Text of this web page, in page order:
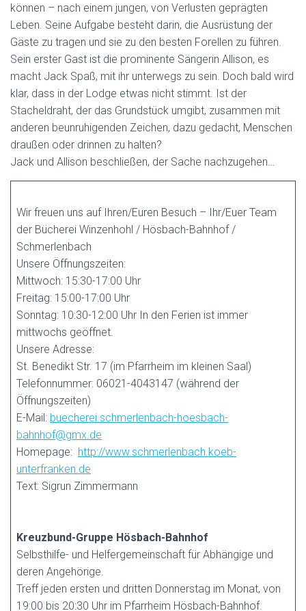
können – nach einem jungen, von Verlusten geprägten
Leben. Seine Aufgabe besteht darin, die Ausrüstung der
Gäste zu tragen und sie zu den besten Forellen zu führen.
Sein erster Gast ist die prominente Sängerin Allison, es
macht Jack Spaß, mit ihr unterwegs zu sein. Doch bald wird
klar, dass in der Lodge etwas nicht stimmt. Ist der
Stacheldraht, der das Grundstück umgibt, zusammen mit
anderen beunruhigenden Zeichen, dazu gedacht, Menschen
draußen oder drinnen zu halten?
Jack und Allison beschließen, der Sache nachzugehen…
Wir freuen uns auf Ihren/Euren Besuch – Ihr/Euer Team
der Bücherei Winzenhohl / Hösbach-Bahnhof /
Schmerlenbach
Unsere Öffnungszeiten:
Mittwoch: 15:30-17:00 Uhr
Freitag: 15:00-17:00 Uhr
Sonntag: 10:30-12:00 Uhr In den Ferien ist immer
mittwochs geöffnet.
Unsere Adresse:
St. Benedikt Str. 17 (im Pfarrheim im kleinen Saal)
Telefonnummer: 06021-4043147 (während der
Öffnungszeiten)
E-Mail: buecherei.schmerlenbach-hoesbach-
bahnhof@gmx.de
Homepage: http://www.schmerlenbach.koeb-
unterfranken.de
Text: Sigrun Zimmermann
Kreuzbund-Gruppe Hösbach-Bahnhof
Selbsthilfe- und Helfergemeinschaft für Abhängige und
deren Angehörige.
Treff jeden ersten und dritten Donnerstag im Monat, von
19:00 bis 20:30 Uhr im Pfarrheim Hösbach-Bahnhof.